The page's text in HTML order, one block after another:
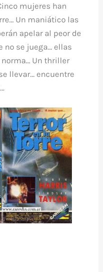
mujeres han
Un maniático las
apelar al peor de
no se juega… ellas
Un thriller
llevar… encuentre